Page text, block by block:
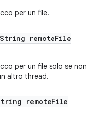
per un file.
remoteFile
per un file solo se non
altro thread.
remoteFile